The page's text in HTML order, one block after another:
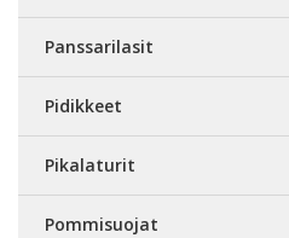
Panssarilasit
Pidikkeet
Pikalaturit
Pommisuojat